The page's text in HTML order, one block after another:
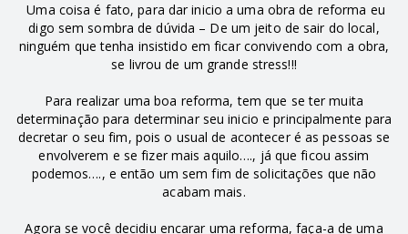
Uma coisa é fato, para dar inicio a uma obra de reforma eu
digo sem sombra de dúvida – De um jeito de sair do local,
ninguém que tenha insistido em ficar convivendo com a obra,
se livrou de um grande stress!!!
Para realizar uma boa reforma, tem que se ter muita
determinação para determinar seu inicio e principalmente para
decretar o seu fim, pois o usual de acontecer é as pessoas se
envolverem e se fizer mais aquilo…., já que ficou assim
podemos…., e então um sem fim de solicitações que não
acabam mais.
Agora se você decidiu encarar uma reforma, faça-a de uma